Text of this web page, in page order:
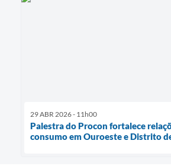
29 ABR 2026 - 11h00
Palestra do Procon fortalece
consumo em Ouroeste e Distrito